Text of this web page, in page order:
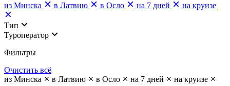
из Минска
в Латвию в Осло на 7 дней на круизе
Тип
Туроператор
Фильтры
Очистить всё
из Минска
в Латвию в Осло на 7 дней
на круизе